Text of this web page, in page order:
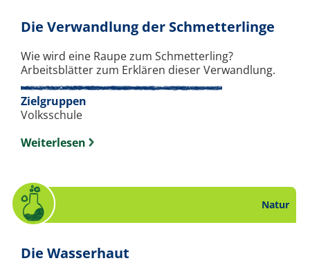
Die Verwandlung der Schmetterlinge
Wie wird eine Raupe zum Schmetterling?
Arbeitsblätter zum Erklären dieser Verwandlung.
Zielgruppen
Volksschule
Weiterlesen
Natur
Die Wasserhaut